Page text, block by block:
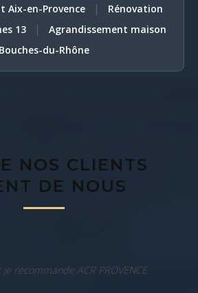
Aix-en-Provence
|
Rénovation
13
|
Agrandissement maison
Bouches-du-Rhône
NOS CLIENTS
DE NOUS
recommande ACR PROVENCE